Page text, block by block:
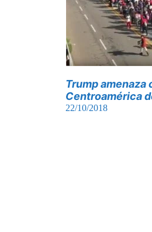
Trump amenaza
Centroamérica
22/10/2018